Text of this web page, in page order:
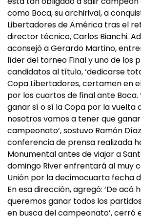
como Boca, su archirival, a
Libertadores de América tras el
director técnico, Carlos Bianchi.
aconsejó a Gerardo Martino,
líder del torneo Final y uno de los
candidatos al título, ‘dedicarse
Copa Libertadores, certamen en
por los cuartos de final ante Boca.
ganar sí o sí la Copa por la vuelta
nosotros vamos a tener que
campeonato‘, sostuvo Ramón
conferencia de prensa realizada
Monumental antes de viajar a
domingo River enfrentará al muy
Unión por la decimocuarta fecha
En esa dirección, agregó: ‘De acá
queremos ganar todos los
en busca del campeonato’, cerró